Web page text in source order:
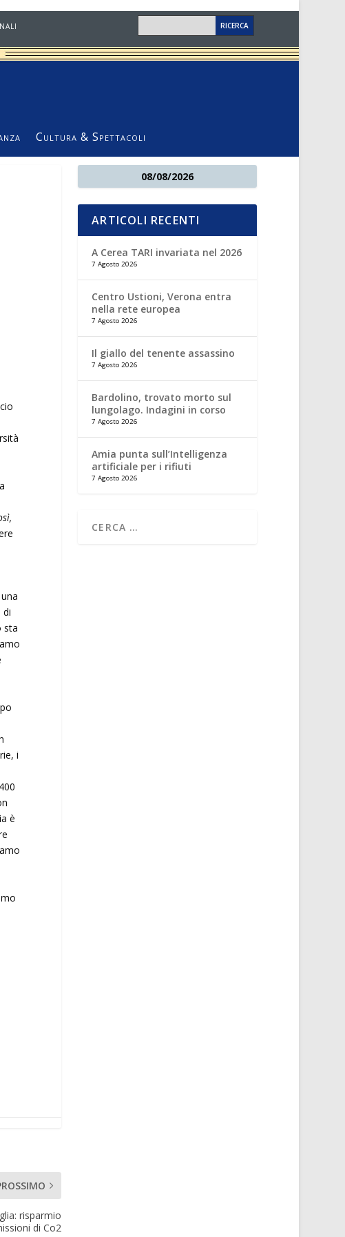
Cultura & Spettacoli
di
sta
i
è
risparmio
di Co2
08/08/2026
ARTICOLI RECENTI
A Cerea TARI invariata nel 2026
7 Agosto 2026
Centro Ustioni, Verona entra
nella rete europea
7 Agosto 2026
Il giallo del tenente assassino
7 Agosto 2026
Bardolino, trovato morto sul
lungolago. Indagini in corso
7 Agosto 2026
Amia punta sull’Intelligenza
artificiale per i rifiuti
7 Agosto 2026